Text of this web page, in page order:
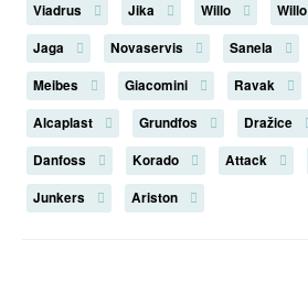
Viadrus
Jika Willo Willo
Jaga
Novaservis Sanela
Meibes
Giacomini Ravak
Alcaplast
Grundfos Dražice
Danfoss
Korado Attack
Junkers
Ariston